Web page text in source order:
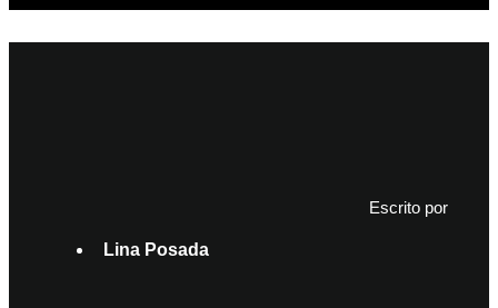
Escrito por
Lina Posada